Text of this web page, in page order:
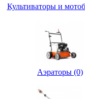
Культиваторы и
Аэраторы (0)